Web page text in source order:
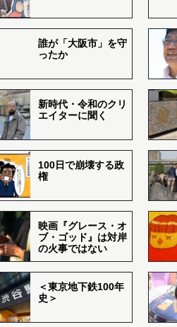
誰が「大阪市」を守
ったか
新時代・令和のクリ
エイターに聞く
100日で崩壊する政
権
映画『グレース・オ
ブ・ゴッド』は対岸
の火事ではない
＜東京地下鉄100年
史＞